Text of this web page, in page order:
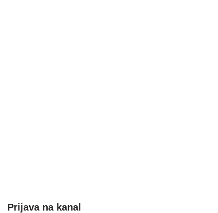
Prijava na kanal